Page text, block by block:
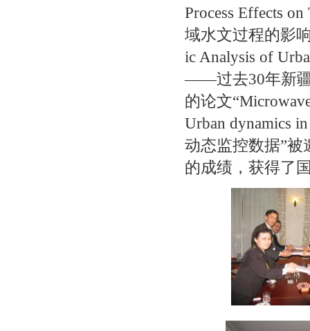
Process Effects
域水文过程的影
ic Analysis of
——过去30年新疆
的论文
Urban dynamics
动态监控数据”
的成绩，获得了